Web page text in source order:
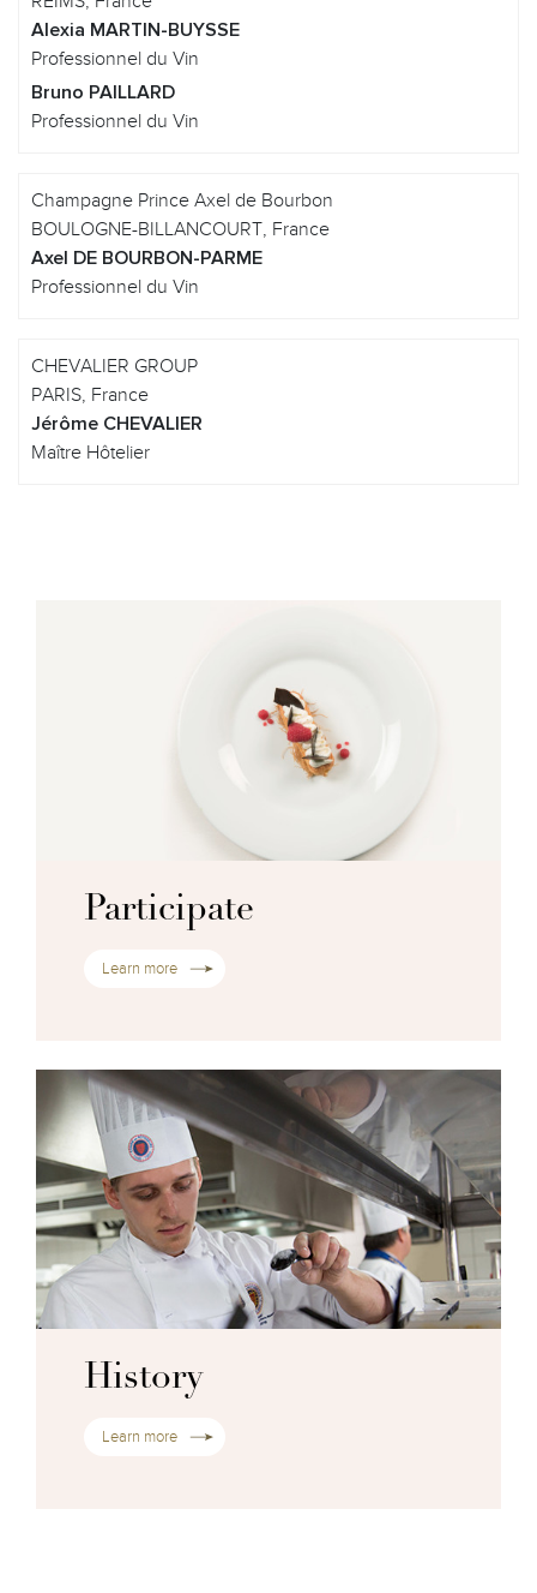
Alexia MARTIN-BUYSSE
Professionnel du Vin
Bruno PAILLARD
Professionnel du Vin
Champagne Prince Axel de Bourbon
BOULOGNE-BILLANCOURT, France
Axel DE BOURBON-PARME
Professionnel du Vin
CHEVALIER GROUP
PARIS, France
Jérôme CHEVALIER
Maître Hôtelier
Participate
Learn more
History
Learn more